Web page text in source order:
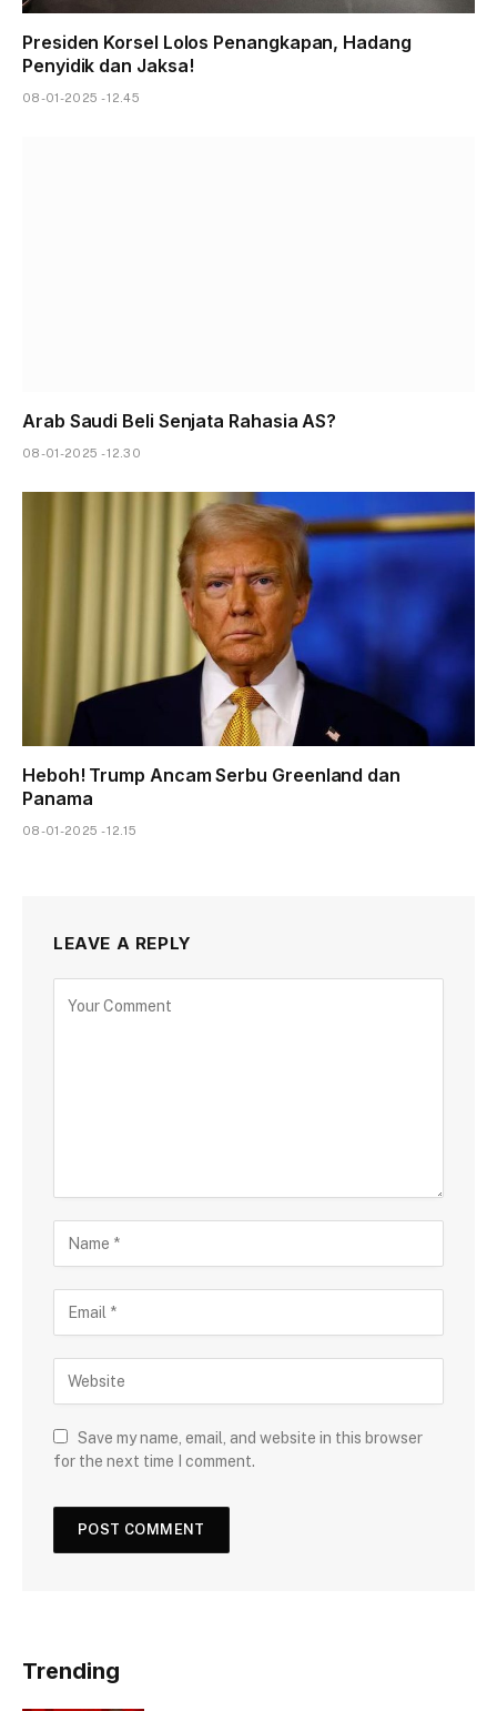
Presiden Korsel Lolos Penangkapan, Hadang
Penyidik dan Jaksa!
08-01-2025 - 12.45
Arab Saudi Beli Senjata Rahasia AS?
08-01-2025 - 12.30
Heboh! Trump Ancam Serbu Greenland dan
Panama
08-01-2025 - 12.15
LEAVE A REPLY
Save my name, email, and website in this browser
for the next time I comment.
Trending